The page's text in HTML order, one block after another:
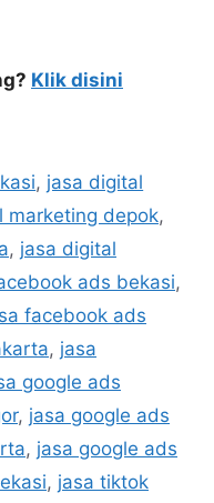
Klik disini
, jasa digital
marketing depok,
, jasa digital
ads bekasi,
facebook ads
, jasa
google ads
, jasa google ads
, jasa google ads
, jasa tiktok